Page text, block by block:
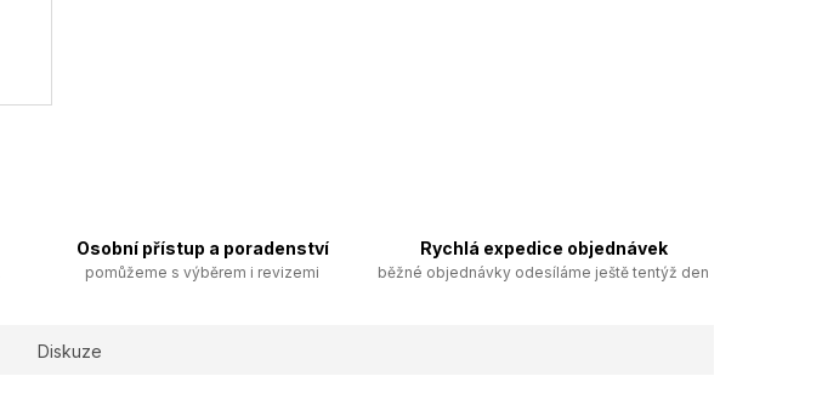
Osobní přístup a poradenství
pomůžeme s výběrem i revizemi
Rychlá expedice objednávek
běžné objednávky odesíláme ještě tentýž den
Diskuze